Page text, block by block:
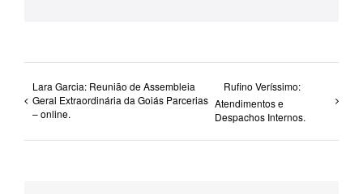
Lara Garcia: Reunião de Assembleia
Geral Extraordinária da Goiás Parcerias
– online.
Rufino Veríssimo:
Atendimentos e
Despachos Internos.